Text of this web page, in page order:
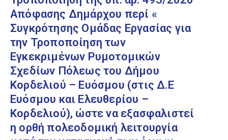
Απόφασης Δημάρχου περί «
Συγκρότησης Ομάδας Εργασίας για
την Τροποποίηση των
Εγκεκριμένων Ρυμοτομικών
Σχεδίων Πόλεως του Δήμου
Κορδελιού – Ευόσμου (στις Δ.Ε
Ευόσμου και Ελευθερίου –
Κορδελιού), ώστε να εξασφαλιστεί
η ορθή πολεοδομική λειτουργία